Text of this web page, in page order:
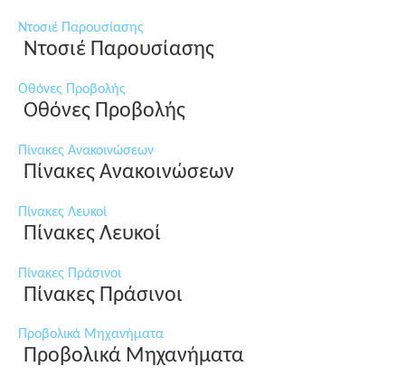
Ντοσιέ Παρουσίασης
Ντοσιέ Παρουσίασης
Οθόνες Προβολής
Οθόνες Προβολής
Πίνακες Ανακοινώσεων
Πίνακες Ανακοινώσεων
Πίνακες Λευκοί
Πίνακες Λευκοί
Πίνακες Πράσινοι
Πίνακες Πράσινοι
Προβολικά Μηχανήματα
Προβολικά Μηχανήματα